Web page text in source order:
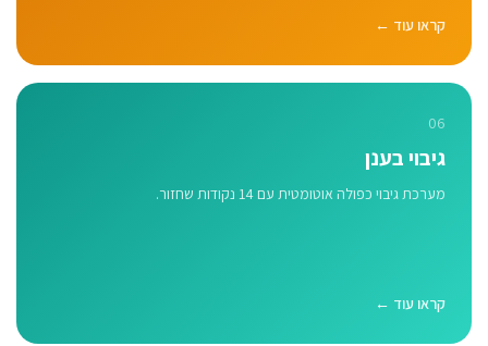
קראו עוד ←
06
גיבוי בענן
מערכת גיבוי כפולה אוטומטית עם 14 נקודות שחזור.
קראו עוד ←